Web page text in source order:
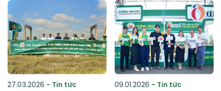
27.03.2026 - Tin tức
09.01.2026 - Tin tức